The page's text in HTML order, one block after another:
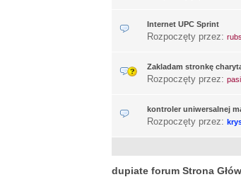
Internet UPC Sprint
Rozpoczęty przez:
Zakladam stronkę
Rozpoczęty przez:
kontroler uniwersalnej
Rozpoczęty przez:
dupiate forum Strona